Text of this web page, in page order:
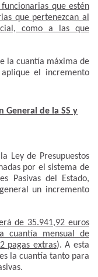
que estén
que pertenezcan al
como a las que
la cuantía máxima de
el incremento
General de la SS y
Ley de Presupuestos
por el sistema de
Pasivas del Estado,
un incremento
de 35.941,92 euros
cuantía mensual de
pagas extras). A esta
la cuantía tanto para